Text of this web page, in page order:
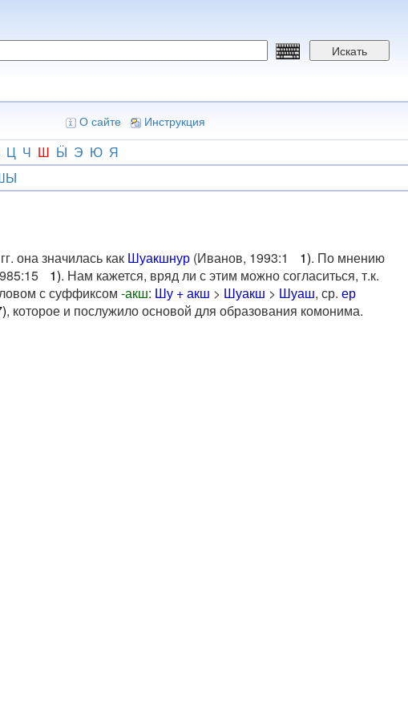
Искать
О сайте Инструкция
Ц Ч Ш Ӹ Э Ю Я
она значилась как Шуакшнур (Иванов, 1993:1 1). По мнению
1). Нам кажется, вряд ли с этим можно согласиться, т.к.
с суффиксом -акш: Шу + акш > Шуакш > Шуаш, ср. ер
, которое и послужило основой для образования комонима.